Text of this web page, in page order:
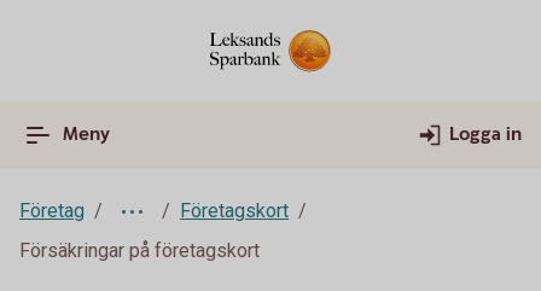
Meny Logga in
Företag
Företagskort
Försäkringar på företagskort